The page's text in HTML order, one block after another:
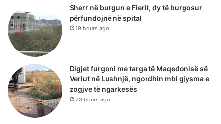
Sherr në burgun e Fierit, dy të burgosur
përfundojnë në spital
19 hours ago
Digjet furgoni me targa të Maqedonisë së
Veriut në Lushnjë, ngordhin mbi gjysma e
zogjve të ngarkesës
23 hours ago